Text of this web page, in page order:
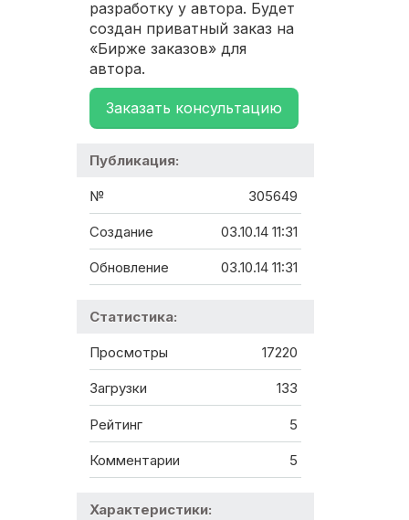
разработку у автора. Будет
создан приватный заказ на
«Бирже заказов» для
автора.
Заказать консультацию
Публикация:
№ 305649
Создание 03.10.14 11:31
Обновление 03.10.14 11:31
Статистика:
Просмотры 17220
Загрузки 133
Рейтинг 5
Комментарии 5
Характеристики: